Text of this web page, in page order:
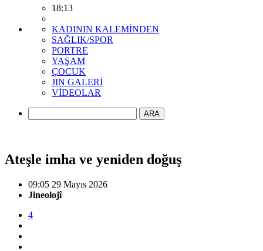
18:13
KADININ KALEMİNDEN
SAĞLIK/SPOR
PORTRE
YAŞAM
ÇOCUK
JIN GALERİ
VİDEOLAR
ARA
Ateşle imha ve yeniden doğuş
09:05 29 Mayıs 2026
Jineolojî
4